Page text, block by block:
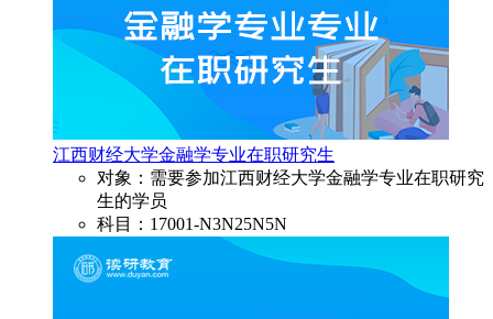
江西财经大学金融学专业在职研究生
对象：需要参加江西财经大学金融学专业在职研究
生的学员
科目：17001-N3N25N5N